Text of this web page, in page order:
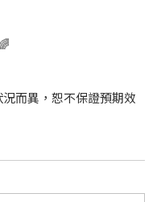
而異，恕不保證預期效